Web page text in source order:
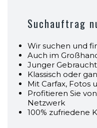
Suchauftrag
Wir suchen und
Auch im
Junger
Klassisch oder
Mit Carfax, Fotos
Profitieren Sie
Netzwerk
100% zufriedene